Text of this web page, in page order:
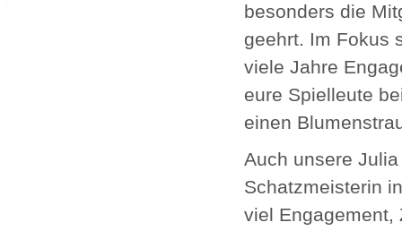
besonders die
geehrt. Im Fokus
viele Jahre
eure Spielleute
einen
Auch unsere
Schatzmeisterin
viel Engagement,